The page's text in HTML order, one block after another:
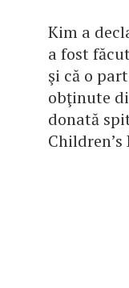
Kim a
a fost
şi că o
obţinute
donată